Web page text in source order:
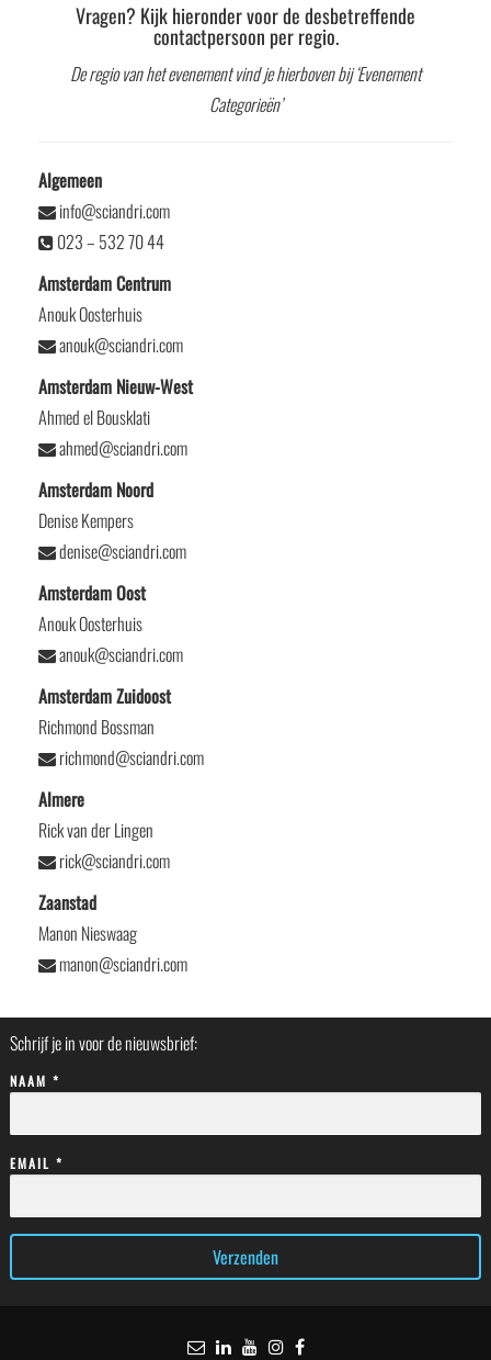
Vragen? Kijk hieronder voor de desbetreffende
contactpersoon per regio.
De regio van het evenement vind je hierboven bij ‘Evenement
Categorieën’
Algemeen
info@sciandri.com
023 – 532 70 44
Amsterdam Centrum
Anouk Oosterhuis
anouk@sciandri.com
Amsterdam Nieuw-West
Ahmed el Bousklati
ahmed@sciandri.com
Amsterdam Noord
Denise Kempers
denise@sciandri.com
Amsterdam Oost
Anouk Oosterhuis
anouk@sciandri.com
Amsterdam Zuidoost
Richmond Bossman
richmond@sciandri.com
Almere
Rick van der Lingen
rick@sciandri.com
Zaanstad
Manon Nieswaag
manon@sciandri.com
Schrijf je in voor de nieuwsbrief:
NAAM *
EMAIL *